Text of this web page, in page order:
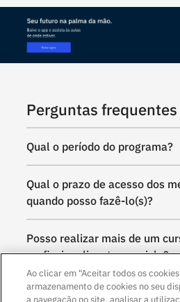
Perguntas frequentes
Qual o período do programa?
Qual o prazo de acesso dos
quando posso fazê-lo(s)?
Posso realizar mais de um
profissionalizante por ciclo?
Ao clicar em "Aceitar todos os
armazenamento de cookies no seu
a navegação no site, analisar a